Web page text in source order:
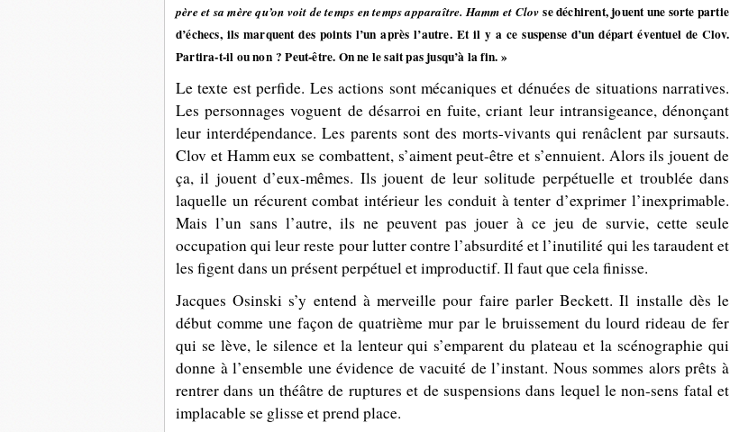
père et sa mère qu’on voit de temps en temps apparaître. Hamm et Clov se déchirent, jouent une sorte partie
d’échecs, ils marquent des points l’un après l’autre. Et il y a ce suspense d’un départ éventuel de Clov.
Partira-t-il ou non ? Peut-être. On ne le sait pas jusqu’à la fin. »
Le texte est perfide. Les actions sont mécaniques et dénuées de situations narratives.
Les personnages voguent de désarroi en fuite, criant leur intransigeance, dénonçant
leur interdépendance. Les parents sont des morts-vivants qui renâclent par sursauts.
Clov et Hamm eux se combattent, s’aiment peut-être et s’ennuient. Alors ils jouent de
ça, il jouent d’eux-mêmes. Ils jouent de leur solitude perpétuelle et troublée dans
laquelle un récurent combat intérieur les conduit à tenter d’exprimer l’inexprimable.
Mais l’un sans l’autre, ils ne peuvent pas jouer à ce jeu de survie, cette seule
occupation qui leur reste pour lutter contre l’absurdité et l’inutilité qui les taraudent et
les figent dans un présent perpétuel et improductif. Il faut que cela finisse.
Jacques Osinski s’y entend à merveille pour faire parler Beckett. Il installe dès le
début comme une façon de quatrième mur par le bruissement du lourd rideau de fer
qui se lève, le silence et la lenteur qui s’emparent du plateau et la scénographie qui
donne à l’ensemble une évidence de vacuité de l’instant. Nous sommes alors prêts à
rentrer dans un théâtre de ruptures et de suspensions dans lequel le non-sens fatal et
implacable se glisse et prend place.